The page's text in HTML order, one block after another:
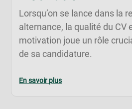
Lorsqu’on se lance dans la
alternance, la qualité du CV
motivation joue un rôle
de sa candidature.
En savoir plus